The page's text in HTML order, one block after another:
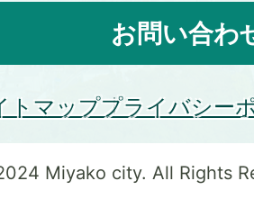
お問い合わ
トマッププライバシー
Miyako city. All Rights